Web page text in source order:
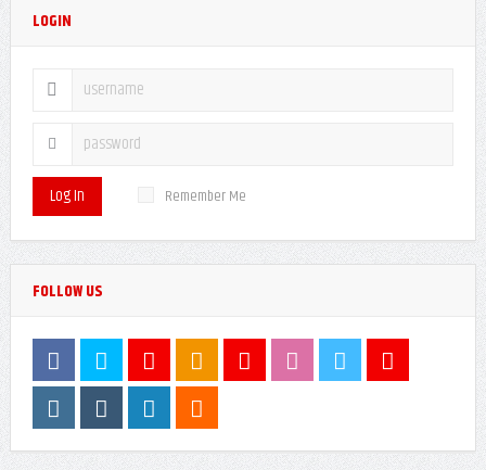
LOGIN
Log In Remember Me
FOLLOW US